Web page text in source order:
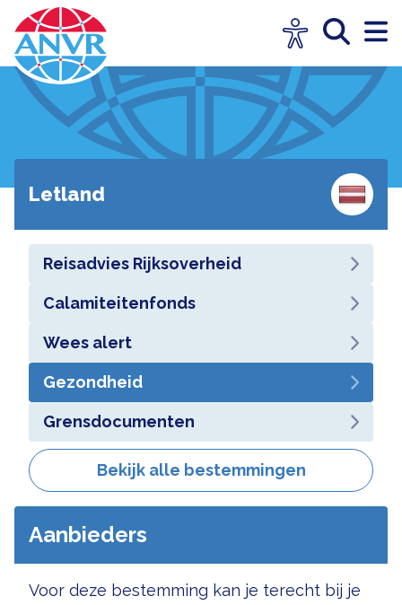
Letland
Reisadvies Rijksoverheid
Calamiteitenfonds
Wees alert
Gezondheid
Grensdocumenten
Bekijk alle bestemmingen
Aanbieders
Voor deze bestemming kan je terecht bij je